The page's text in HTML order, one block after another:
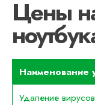
Цены
Наименование
Удаление